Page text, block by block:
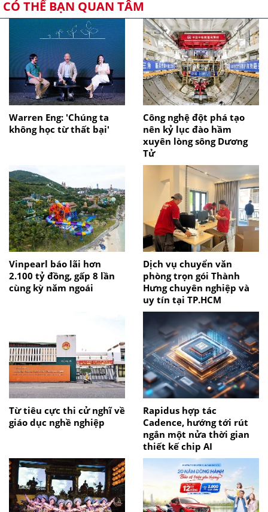
CÓ THỂ BẠN QUAN TÂM
Warren Eng: 'Chúng ta
không học từ thất bại'
Công nghệ đột phá tạo
nên kỷ lục đào hầm
xuyên lòng sông Dương
Tử
Vinpearl báo lãi hơn
2.100 tỷ đồng, gấp 8 lần
cùng kỳ năm ngoái
Dịch vụ chuyển văn
phòng trọn gói Thành
Hưng chuyên nghiệp và
uy tín tại TP.HCM
Từ tiêu cực thi cử nghĩ về
giáo dục nghề nghiệp
Rapidus hợp tác
Cadence, hướng tới rút
ngắn một nửa thời gian
thiết kế chip AI